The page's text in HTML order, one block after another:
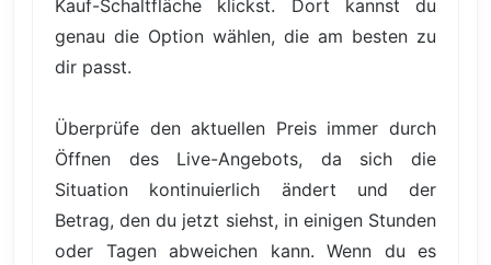
Kauf-Schaltfläche klickst. Dort kannst du
genau die Option wählen, die am besten zu
dir passt.
Überprüfe den aktuellen Preis immer durch
Öffnen des Live-Angebots, da sich die
Situation kontinuierlich ändert und der
Betrag, den du jetzt siehst, in einigen Stunden
oder Tagen abweichen kann. Wenn du es